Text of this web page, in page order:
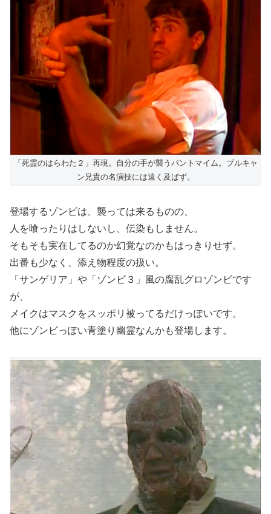
「死霊のはらわた２」再現。自分の手が襲うパントマイム。ブルキャ
ン兄貴の名演技には遠く及ばず。
登場するゾンビは、襲っては来るものの、
人を喰ったりはしないし、伝染もしません。
そもそも実在してるのか幻覚なのかもはっきりせず。
出番も少なく、添え物程度の扱い。
「サンゲリア」や「ゾンビ３」風の腐乱グロゾンビです
が、
メイクはマスクをスッポリ被ってるだけっぽいです。
他にゾンビっぽい青塗り幽霊なんかも登場します。